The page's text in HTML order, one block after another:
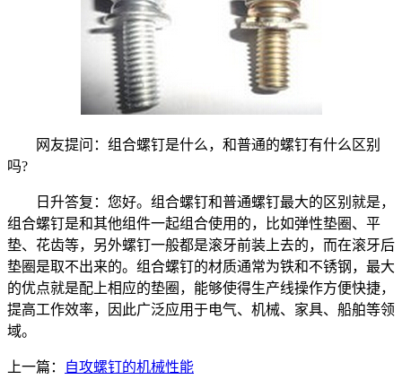
网友提问：组合螺钉是什么，和普通的螺钉有什么区别
吗?
日升答复：您好。组合螺钉和普通螺钉最大的区别就是，
组合螺钉是和其他组件一起组合使用的，比如弹性垫圈、平
垫、花齿等，另外螺钉一般都是滚牙前装上去的，而在滚牙后
垫圈是取不出来的。组合螺钉的材质通常为铁和不锈钢，最大
的优点就是配上相应的垫圈，能够使得生产线操作方便快捷，
提高工作效率，因此广泛应用于电气、机械、家具、船舶等领
域。
上一篇： 自攻螺钉的机械性能